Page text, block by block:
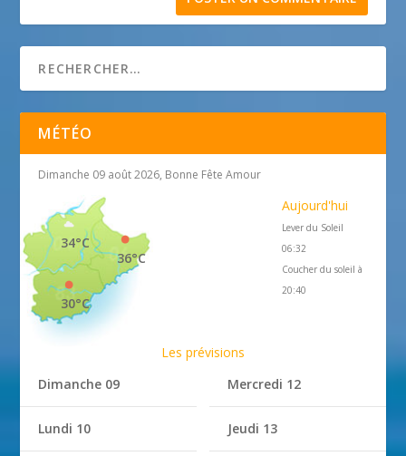
MÉTÉO
Dimanche 09 août 2026, Bonne Fête Amour
36°C
34°C
30°C
Aujourd'hui
Lever du Soleil
06:32
Coucher du soleil à
20:40
Les prévisions
Dimanche 09
Lundi 10
Mercredi 12
Jeudi 13